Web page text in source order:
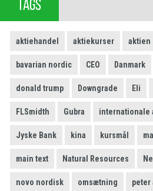
TAGS
aktiehandel aktiekurser aktien
bavarian nordic CEO Danmark
donald trump Downgrade Eli
FLSmidth Gubra internationale
Jyske Bank kina kursmål
main text Natural Resources
novo nordisk omsætning peter